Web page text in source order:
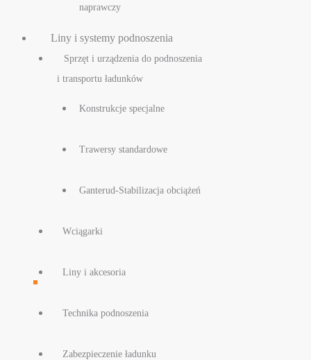
naprawczy
Liny i systemy podnoszenia
Sprzęt i urządzenia do podnoszenia
i transportu ładunków
Konstrukcje specjalne
Trawersy standardowe
Ganterud-Stabilizacja obciążeń
Wciągarki
Liny i akcesoria
Technika podnoszenia
Zabezpieczenie ładunku